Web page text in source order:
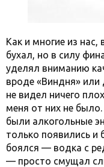
Как и многие из
бухал, но в силу
уделял вниманию
вроде «Виндня» или
не видел ничего
меня от них не
были алкогольные
только появились и
боялся — водка с
— просто смущал